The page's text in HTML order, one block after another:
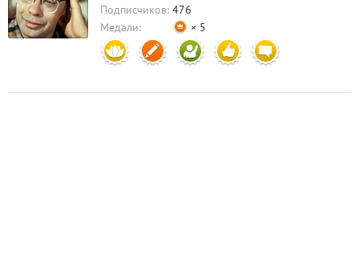
Подписчиков: 476
Медали:
× 5